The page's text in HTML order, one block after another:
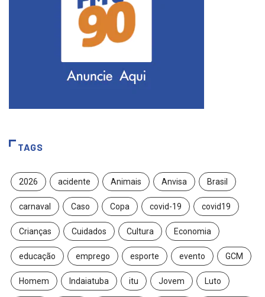
TAGS
2026 acidente Animais Anvisa Brasil
carnaval Caso Copa covid-19 covid19
Crianças Cuidados Cultura Economia
educação emprego esporte evento GCM
Homem Indaiatuba itu Jovem Luto